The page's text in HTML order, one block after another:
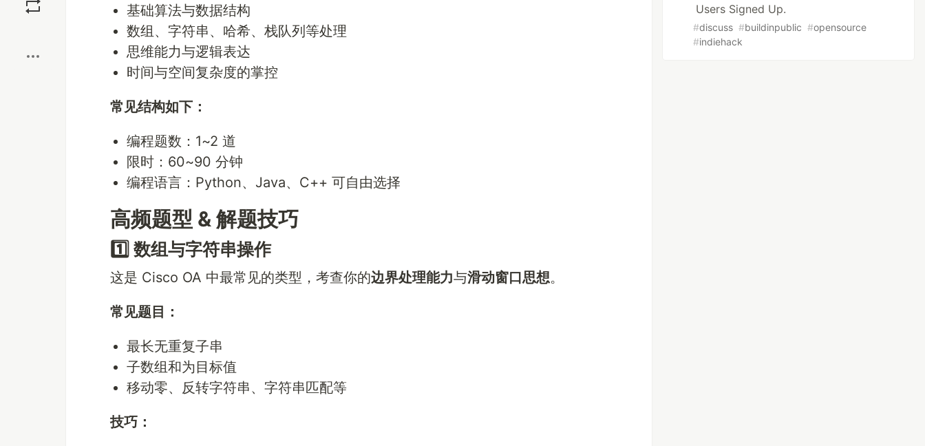
基础算法与数据结构
数组、字符串、哈希、栈队列等处理
思维能力与逻辑表达
时间与空间复杂度的掌控
常见结构如下：
编程题数：1~2 道
限时：60~90 分钟
编程语言：Python、Java、C++ 可自由选择
高频题型 & 解题技巧
1️⃣ 数组与字符串操作
这是 Cisco OA 中最常见的类型，考查你的边界处理能力与滑动窗口思想。
常见题目：
最长无重复子串
子数组和为目标值
移动零、反转字符串、字符串匹配等
技巧：
Users Signed Up.
#discuss #buildinpublic #opensource
#indiehack